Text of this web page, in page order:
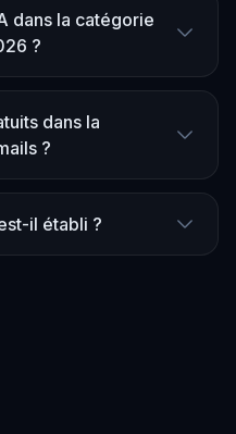
dans la catégorie
?
dans la
?
il établi ?